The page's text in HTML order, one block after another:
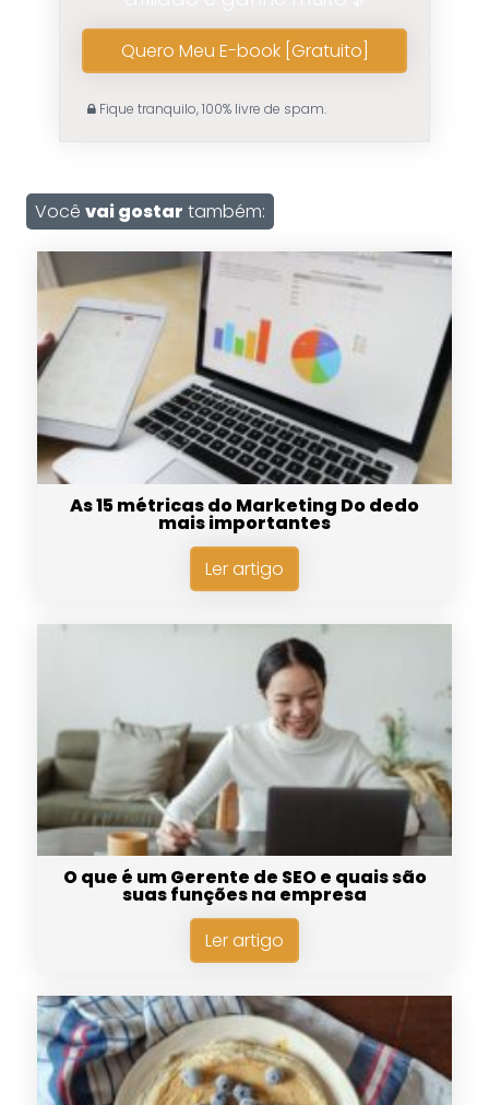
Quero Meu E-book [Gratuito]
Fique tranquilo, 100% livre de spam.
Você vai gostar também:
As 15 métricas do Marketing Do dedo
mais importantes
Ler artigo
O que é um Gerente de SEO e quais são
suas funções na empresa
Ler artigo